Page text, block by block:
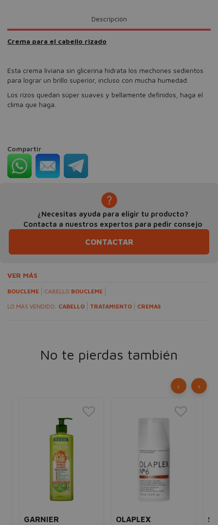
Descripción
Crema para el cabello rizado
Esta crema liviana sin glicerina hidrata los mechones sedientos
para lograr un brillo superior, incluso con mucha humedad.
Los rizos quedan súper suaves y bellamente definidos, haga el
clima que haga.
Compartir
¿Necesitas ayuda para eligir tu producto?
Contacta a nuestros expertos para pedir consejo
CONTACTAR
VER MÁS
BOUCLEME CABELLO BOUCLEME
LO MÁS VENDIDO: CABELLO TRATAMIENTO CREMAS
No te pierdas también
GARNIER
OLAPLEX
‹ ›